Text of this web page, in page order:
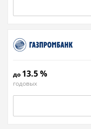
до 13.5 %
годовых